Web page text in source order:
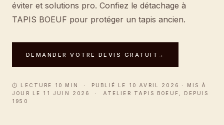
éviter et solutions pro. Confiez le détachage à
TAPIS BOEUF pour protéger un tapis ancien.
DEMANDER VOTRE DEVIS GRATUIT →
⏱ LECTURE 10 MIN · PUBLIÉ LE 10 AVRIL 2026 · MIS À
JOUR LE 11 JUIN 2026 · ATELIER TAPIS BOEUF, DEPUIS
1950